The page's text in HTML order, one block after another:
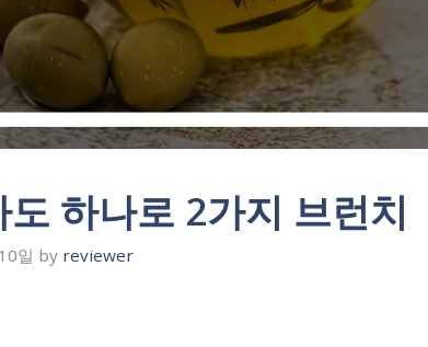
도 하나로 2가지 브런치
일 by reviewer